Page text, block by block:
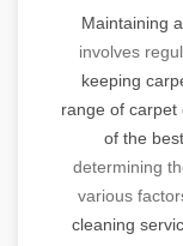
Maintaining
involves
keeping
range of carpet
of the
determining
various
cleaning